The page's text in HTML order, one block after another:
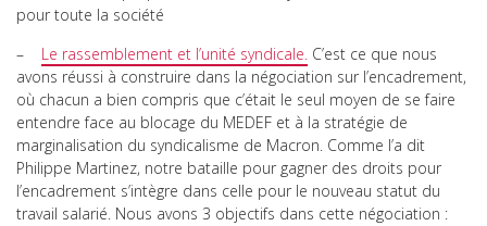
pour toute la société
– Le rassemblement et l’unité syndicale. C’est ce que nous
avons réussi à construire dans la négociation sur l’encadrement,
où chacun a bien compris que c’était le seul moyen de se faire
entendre face au blocage du MEDEF et à la stratégie de
marginalisation du syndicalisme de Macron. Comme l’a dit
Philippe Martinez, notre bataille pour gagner des droits pour
l’encadrement s’intègre dans celle pour le nouveau statut du
travail salarié. Nous avons 3 objectifs dans cette négociation :